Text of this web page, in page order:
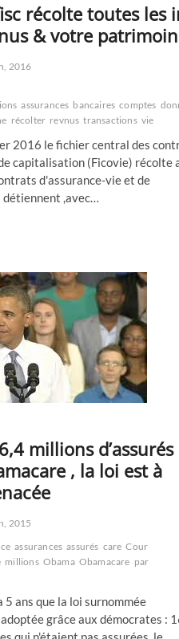
récolte toutes les
& votre
2016
assurances bancaires comptes
récolter revnus transactions vie
2016 le fichier central des
capitalisation (Ficovie) récolte
d'assurance-vie et de
,avec…
millions d’assurés
, la loi est à
2015
assurances assurés care Cour
millions Obama Obamacare par
ans que la loi surnommée
grâce aux démocrates :